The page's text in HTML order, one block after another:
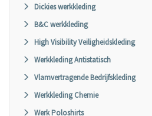
Dickies werkkleding
B&C werkkleding
High Visibility Veiligheidskleding
Werkkleding Antistatisch
Vlamvertragende Bedrijfskleding
Werkkleding Chemie
Werk Poloshirts